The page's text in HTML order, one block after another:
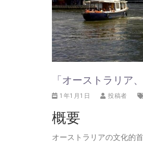
「オーストラリア
1年1月1日 投稿者
概要
オーストラリアの文化的